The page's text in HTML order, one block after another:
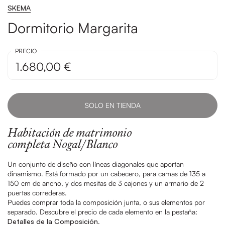
SKEMA
Dormitorio Margarita
PRECIO
1.680,00 €
SOLO EN TIENDA
Habitación de matrimonio
completa Nogal/Blanco
Un conjunto de diseño con líneas diagonales que aportan
dinamismo. Está formado por un cabecero, para camas de 135 a
150 cm de ancho, y dos mesitas de 3 cajones y un armario de 2
puertas correderas.
Puedes comprar toda la composición junta, o sus elementos por
separado. Descubre el precio de cada elemento en la pestaña:
Detalles de la Composición.